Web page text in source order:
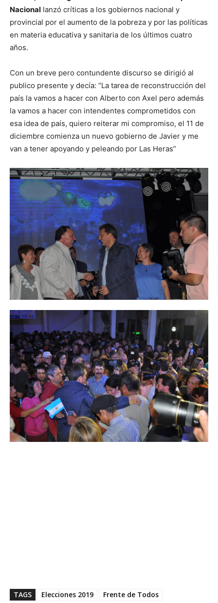
Nacional lanzó críticas a los gobiernos nacional y
provincial por el aumento de la pobreza y por las políticas
en materia educativa y sanitaria de los últimos cuatro
años.
Con un breve pero contundente discurso se dirigió al
publico presente y decía: “La tarea de reconstrucción del
país la vamos a hacer con Alberto con Axel pero además
la vamos a hacer con intendentes comprometidos con
esa idea de país, quiero reiterar mi compromiso, el 11 de
diciembre comienza un nuevo gobierno de Javier y me
van a tener apoyando y peleando por Las Heras”
TAGS Elecciones 2019
Frente de Todos